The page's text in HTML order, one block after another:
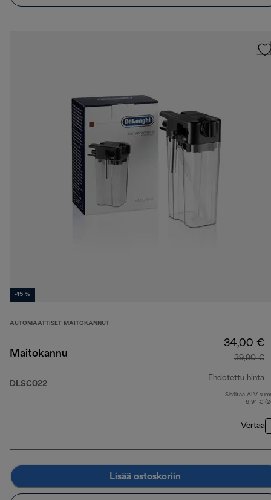
-15 %
AUTOMAATTISET MAITOKANNUT
Maitokannu
DLSC022
34,00 €
39,90 €
Ehdotettu hinta
Sisältää ALV-
6,91 €
Vertaa
Lisää ostoskoriin